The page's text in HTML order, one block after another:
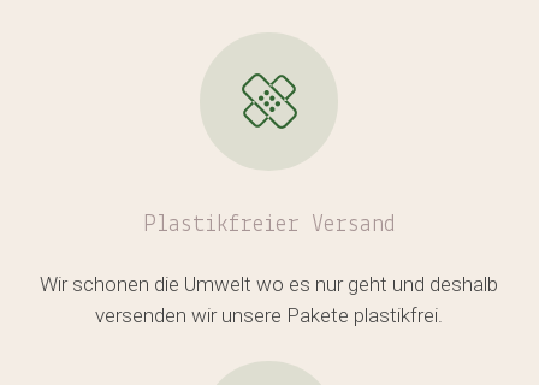
Plastikfreier Versand
Wir schonen die Umwelt wo es nur geht und deshalb
versenden wir unsere Pakete plastikfrei.